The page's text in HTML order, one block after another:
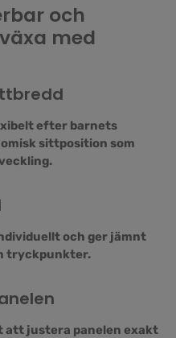
och
med
efter barnets
sittposition som
och ger jämnt
tryckpunkter.
att justera panelen exakt